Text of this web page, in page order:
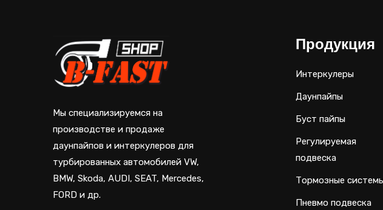
Мы специализируемся на
производстве и продаже
даунпайпов и интеркулеров для
турбированных автомобилей VW,
BMW, Skoda, AUDI, SEAT, Mercedes,
FORD и др.
Продукция
Интеркулеры
Даунпайпы
Буст пайпы
Регулируемая
подвеска
Тормозные
Пневмо подвеска